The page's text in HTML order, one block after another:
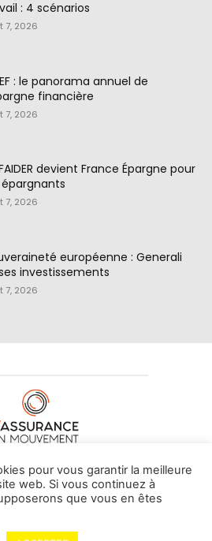
: 4 scénarios
7, 2026
: le panorama annuel de
financière
7, 2026
devient France Épargne pour
épargnants
7, 2026
européenne : Generali
investissements
7, 2026
NOUS•CONTACT
-By Vovoxx Média
pour vous garantir la meilleure
web. Si vous continuez à
que vous en êtes